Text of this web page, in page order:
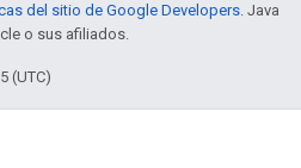
del sitio de Google Developers. Java
o sus afiliados.
(UTC)